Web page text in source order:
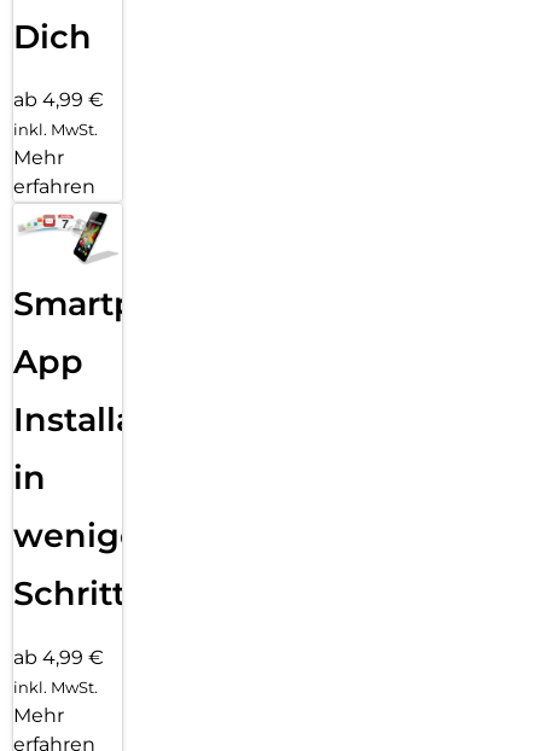
Dich
ab 4,99 €
inkl. MwSt.
Mehr
erfahren
Smartphone
App
Installation
in
wenigen
Schritten
ab 4,99 €
inkl. MwSt.
Mehr
erfahren